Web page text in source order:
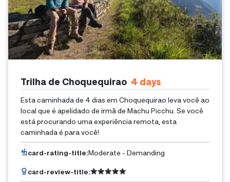
Trilha de Choquequirao 4 Days
Esta caminhada de 4 dias em Choquequirao leva você ao
local que é apelidado de irmã de Machu Picchu. Se você
está procurando uma experiência remota, esta
caminhada é para você!
card-rating-title:Moderate - Demanding
card-review-title: